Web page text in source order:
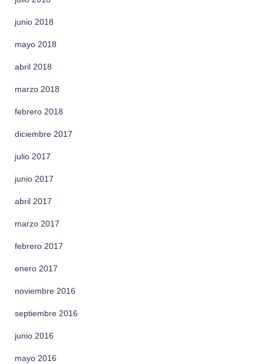
junio 2018
mayo 2018
abril 2018
marzo 2018
febrero 2018
diciembre 2017
julio 2017
junio 2017
abril 2017
marzo 2017
febrero 2017
enero 2017
noviembre 2016
septiembre 2016
junio 2016
mayo 2016